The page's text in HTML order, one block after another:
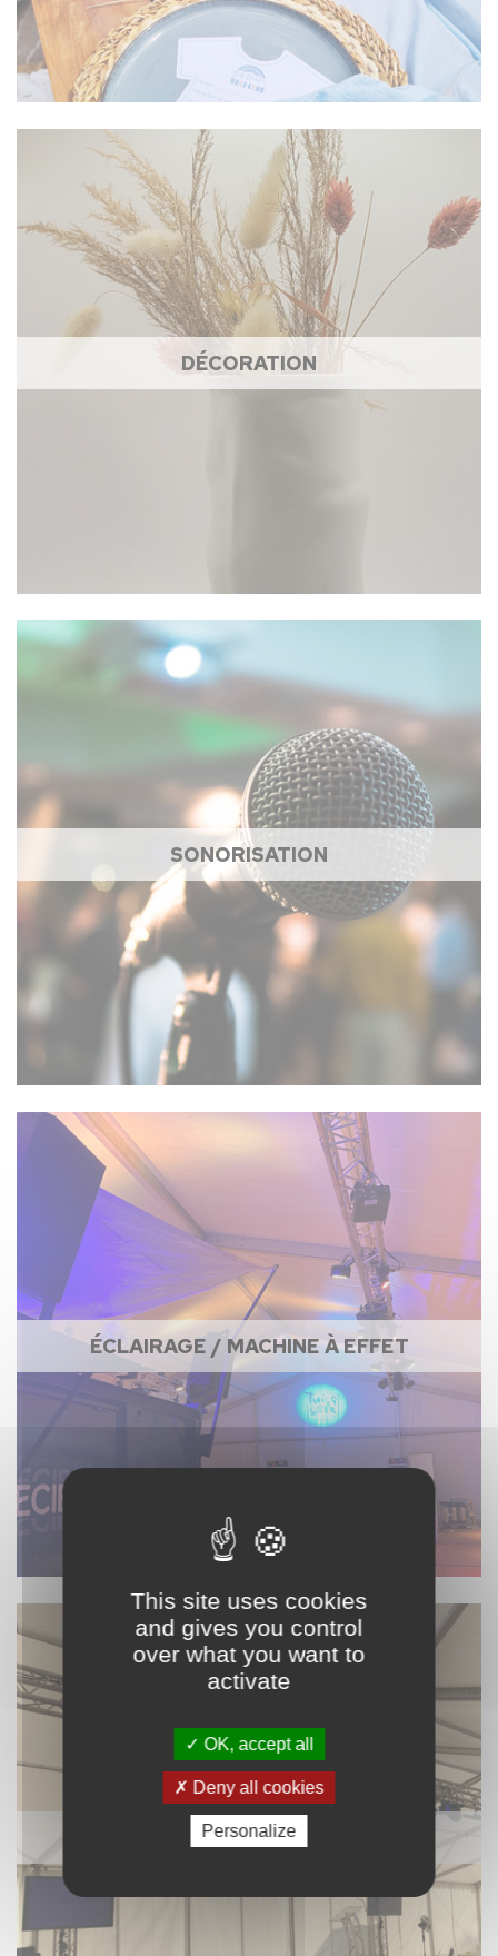
DÉCORATION
SONORISATION
ÉCLAIRAGE / MACHINE À EFFET
VIDÉO
This site uses cookies
and gives you control
over what you want to
activate
OK, accept all
Deny all cookies
Personalize